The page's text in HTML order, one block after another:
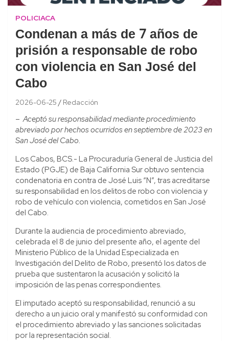
POLICIACA
Condenan a más de 7 años de
prisión a responsable de robo
con violencia en San José del
Cabo
2026-06-25 Redacción
– Aceptó su responsabilidad mediante procedimiento
abreviado por hechos ocurridos en septiembre de 2023 en
San José del Cabo.
Los Cabos, BCS.- La Procuraduría General de Justicia del
Estado (PGJE) de Baja California Sur obtuvo sentencia
condenatoria en contra de José Luis “N”, tras acreditarse
su responsabilidad en los delitos de robo con violencia y
robo de vehículo con violencia, cometidos en San José
del Cabo.
Durante la audiencia de procedimiento abreviado,
celebrada el 8 de junio del presente año, el agente del
Ministerio Público de la Unidad Especializada en
Investigación del Delito de Robo, presentó los datos de
prueba que sustentaron la acusación y solicitó la
imposición de las penas correspondientes.
El imputado aceptó su responsabilidad, renunció a su
derecho a un juicio oral y manifestó su conformidad con
el procedimiento abreviado y las sanciones solicitadas
por la representación social.